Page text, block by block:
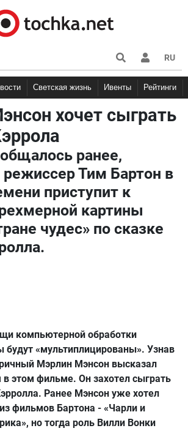
RU
Светская жизнь Ивенты Рейтинги
хочет сыграть
ранее,
Тим Бартон в
приступит к
картины
чудес» по сказке
компьютерной обработки
будут «мультиплицированы». Узнав
Мэрлин Мэнсон высказал
в этом фильме. Он захотел сыграть
Ранее Мэнсон уже хотел
фильмов Бартона - «Чарли и
но тогда роль Вилли Вонки